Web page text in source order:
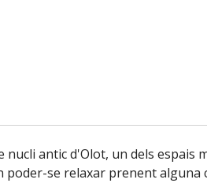
nucli antic d'Olot, un dels
se relaxar prenent alguna